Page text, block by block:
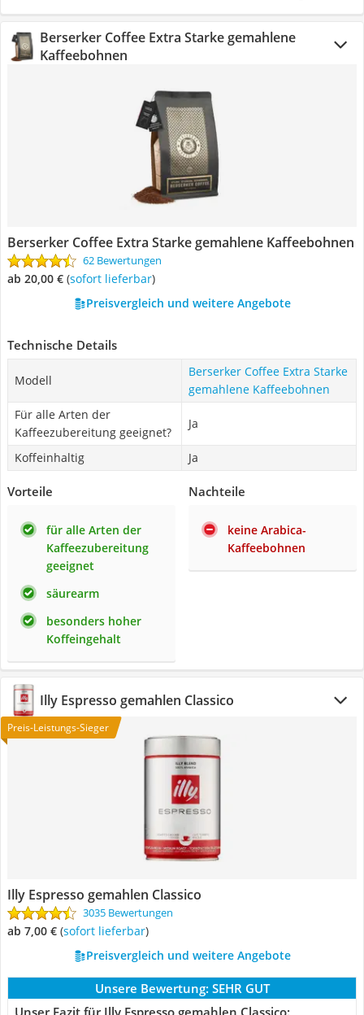
Berserker Coffee Extra Starke gemahlene
Kaffeebohnen
Berserker Coffee Extra Starke gemahlene Kaffeebohnen
62 Bewertungen
ab 20,00 € ( Sofort lieferbar)
Preisvergleich und weitere Angebote
Technische Details
Modell
Berserker Coffee Extra Starke
gemahlene Kaffeebohnen
Für alle Arten der
Kaffeezubereitung geeignet?
Ja
Koffeinhaltig Ja
Vorteile
für alle Arten der
Kaffeezubereitung
geeignet
säurearm
besonders hoher
Koffeingehalt
Nachteile
keine Arabica-
Kaffeebohnen
Illy Espresso gemahlen Classico
Preis-Leistungs-Sieger
Illy Espresso gemahlen Classico
3035 Bewertungen
ab 7,00 € ( Sofort lieferbar)
Preisvergleich und weitere Angebote
Unsere Bewertung: SEHR GUT
Unser Fazit für Illy Espresso gemahlen Classico: